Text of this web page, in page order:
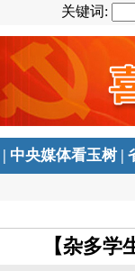
关键词:
| 中央媒体看玉树 |
【杂多